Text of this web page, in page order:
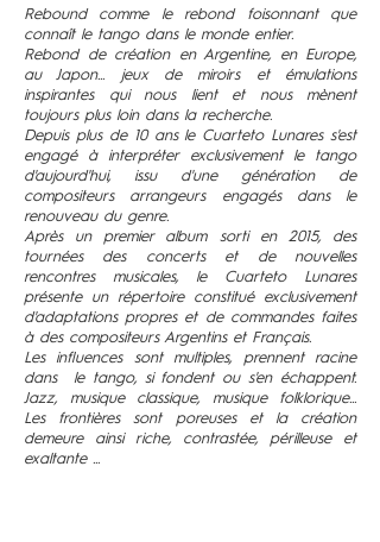
Rebound comme le rebond foisonnant que
connaît le tango dans le monde entier.
Rebond de création en Argentine, en Europe,
au Japon... jeux de miroirs et émulations
inspirantes qui nous lient et nous mènent
toujours plus loin dans la recherche.
Depuis plus de 10 ans le Cuarteto Lunares s'est
engagé à interpréter exclusivement le tango
d'aujourd'hui, issu d'une génération de
compositeurs arrangeurs engagés dans le
renouveau du genre.
Après un premier album sorti en 2015, des
tournées des concerts et de nouvelles
rencontres musicales, le Cuarteto Lunares
présente un répertoire constitué exclusivement
d'adaptations propres et de commandes faites
à des compositeurs Argentins et Français.
Les influences sont multiples, prennent racine
dans le tango, si fondent ou s'en échappent.
Jazz, musique classique, musique folklorique...
Les frontières sont poreuses et la création
demeure ainsi riche, contrastée, périlleuse et
exaltante ...